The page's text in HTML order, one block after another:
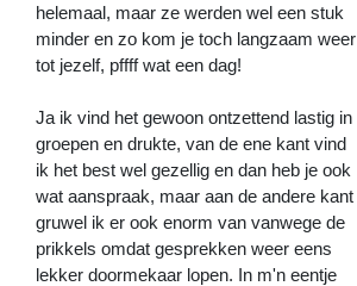
helemaal, maar ze werden wel een stuk
minder en zo kom je toch langzaam weer
tot jezelf, pffff wat een dag!
Ja ik vind het gewoon ontzettend lastig in
groepen en drukte, van de ene kant vind
ik het best wel gezellig en dan heb je ook
wat aanspraak, maar aan de andere kant
gruwel ik er ook enorm van vanwege de
prikkels omdat gesprekken weer eens
lekker doormekaar lopen. In m'n eentje